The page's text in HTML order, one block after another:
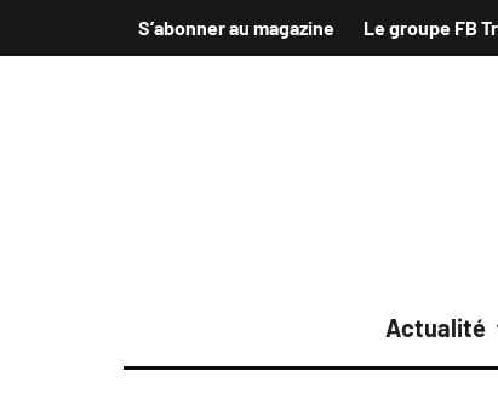
S’abonner au magazine Le groupe FB
Actualité